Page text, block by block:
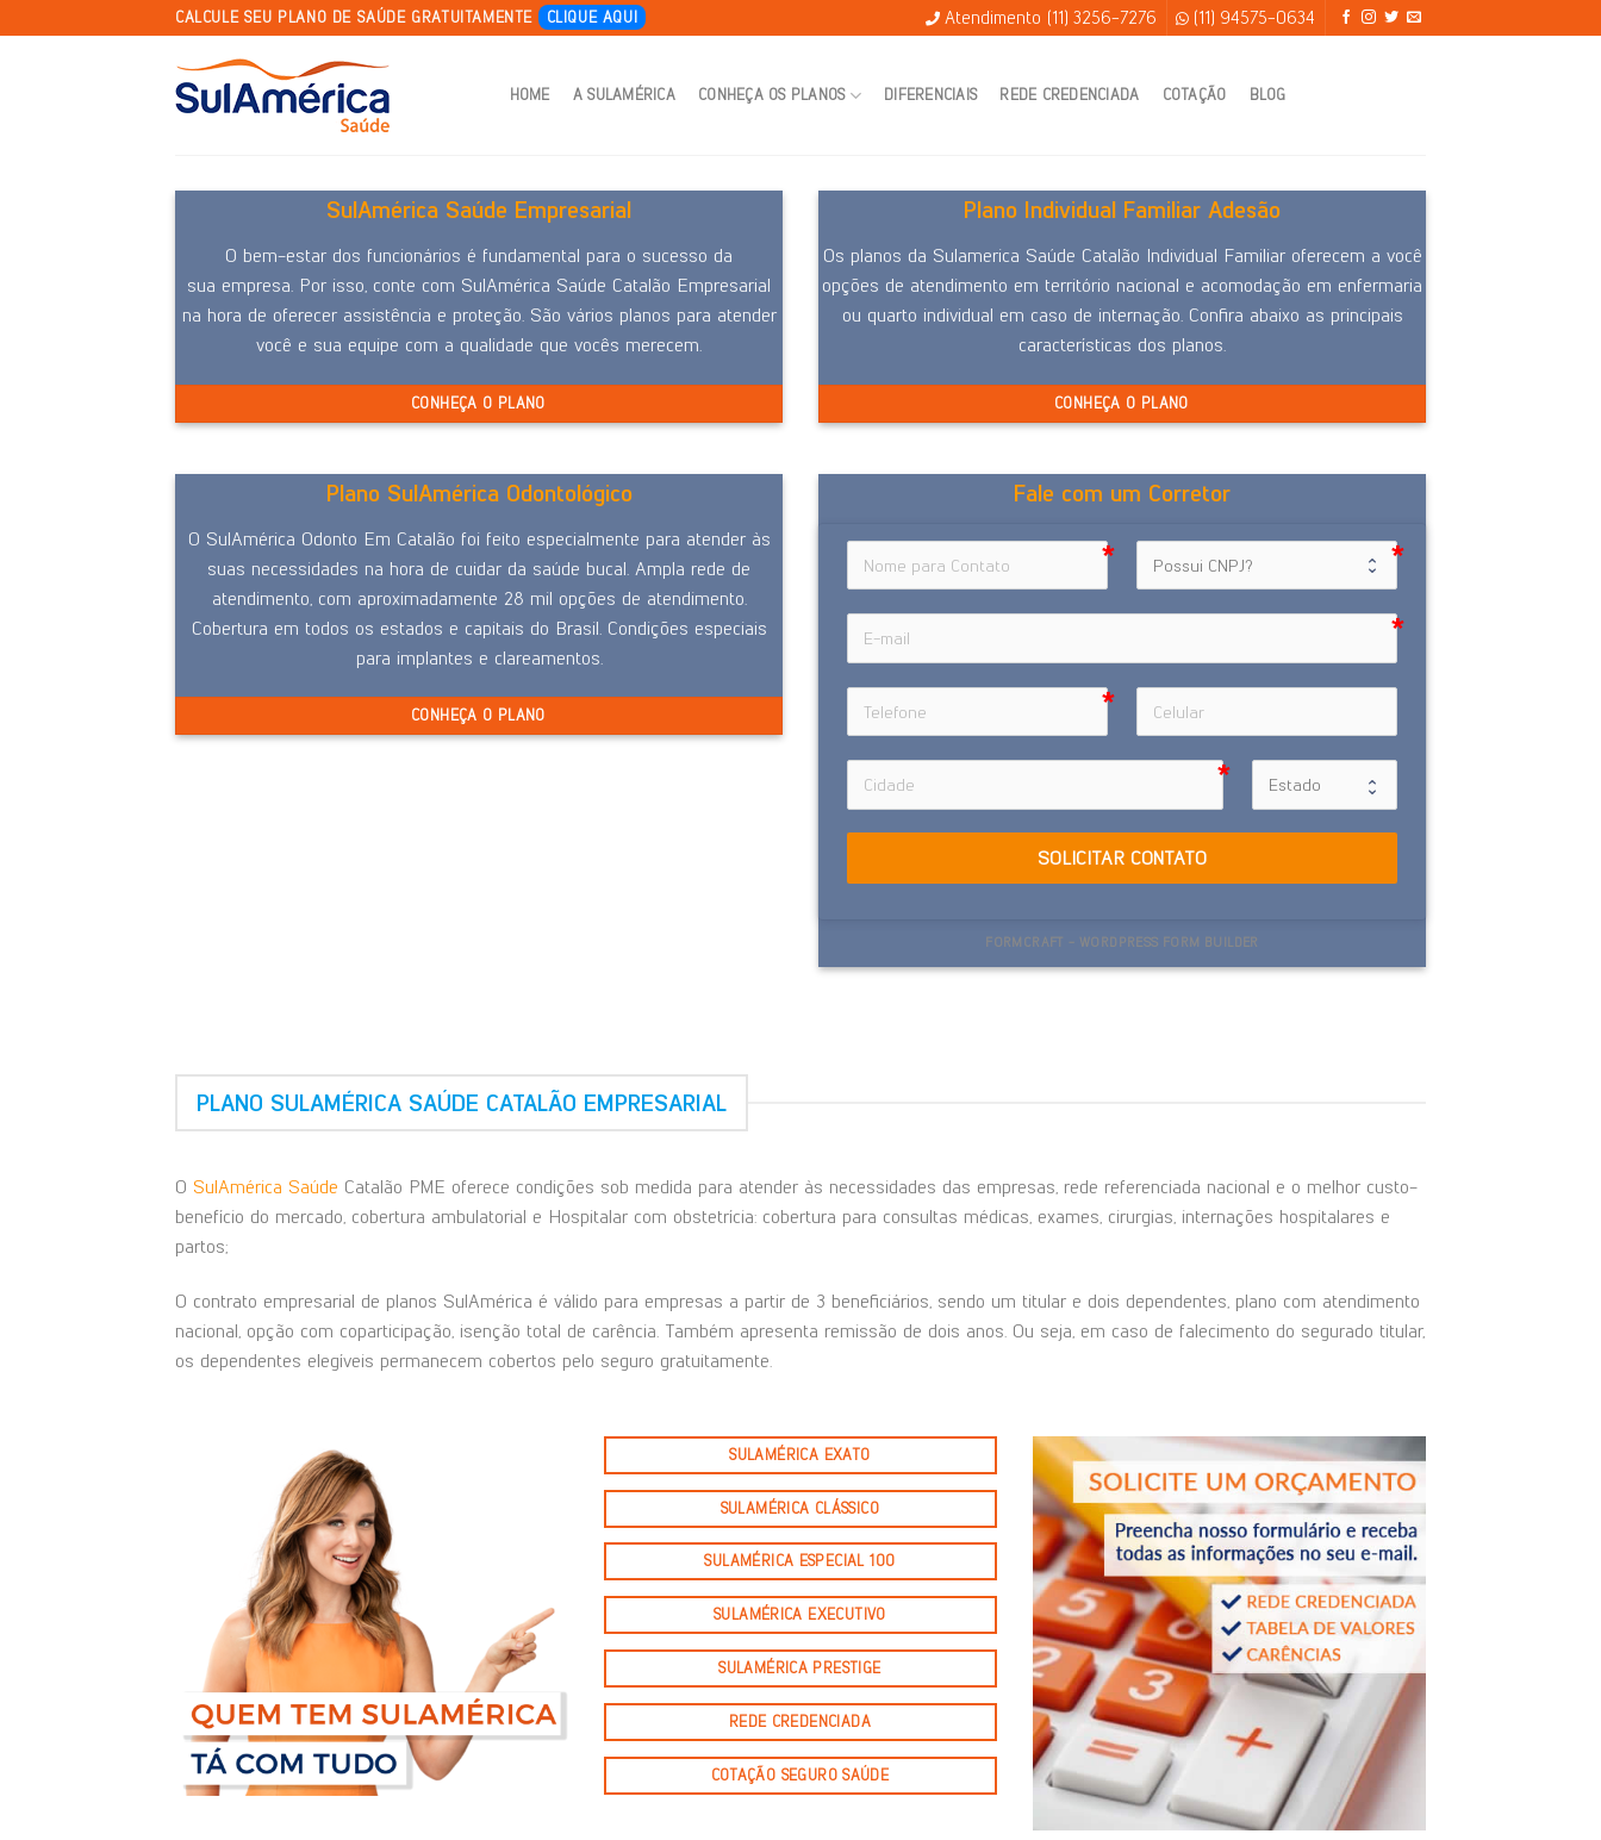
to
CALCULE SEU PLANO DE SAÚDE GRATUITAMENTE CLIQUE AQUI Atendimento (11) 3256-7276 (11) 94575-0634
HOME A SULAMÉRICA CONHEÇA OS PLANOS DIFERENCIAIS REDE CREDENCIADA COTAÇÃO BLOG
SulAmérica Saúde Empresarial
O bem-estar dos funcionários é fundamental para o sucesso da
sua empresa. Por isso, conte com SulAmérica Saúde Catalão Empresarial
na hora de oferecer assistência e proteção. São vários planos para atender
você e sua equipe com a qualidade que vocês merecem.
CONHEÇA O PLANO
Plano Individual Familiar Adesão
Os planos da Sulamerica Saúde Catalão Individual Familiar oferecem a você
opções de atendimento em território nacional e acomodação em enfermaria
ou quarto individual em caso de internação. Confira abaixo as principais
características dos planos.
CONHEÇA O PLANO
Plano SulAmérica Odontológico
O SulAmérica Odonto Em Catalão foi feito especialmente para atender às
suas necessidades na hora de cuidar da saúde bucal. Ampla rede de
atendimento, com aproximadamente 28 mil opções de atendimento.
Cobertura em todos os estados e capitais do Brasil. Condições especiais
para implantes e clareamentos.
CONHEÇA O PLANO
Fale com um Corretor
SOLICITAR CONTATO
FORMCRAFT - WORDPRESS FORM BUILDER
PLANO SULAMÉRICA SAÚDE CATALÃO EMPRESARIAL
O SulAmérica Saúde Catalão PME oferece condições sob medida para atender às necessidades das empresas, rede referenciada nacional e o melhor custo-
benefício do mercado, cobertura ambulatorial e Hospitalar com obstetrícia: cobertura para consultas médicas, exames, cirurgias, internações hospitalares e
partos;
O contrato empresarial de planos SulAmérica é válido para empresas a partir de 3 beneficiários, sendo um titular e dois dependentes, plano com atendimento
nacional, opção com coparticipação, isenção total de carência. Também apresenta remissão de dois anos. Ou seja, em caso de falecimento do segurado titular,
os dependentes elegíveis permanecem cobertos pelo seguro gratuitamente.
SULAMÉRICA EXATO
SULAMÉRICA CLÁSSICO
SULAMÉRICA ESPECIAL 100
SULAMÉRICA EXECUTIVO
SULAMÉRICA PRESTIGE
REDE CREDENCIADA
COTAÇÃO SEGURO SAÚDE